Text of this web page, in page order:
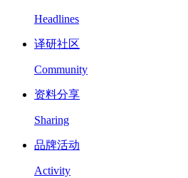
Headlines
译研社区
Community
资料分享
Sharing
品牌活动
Activity